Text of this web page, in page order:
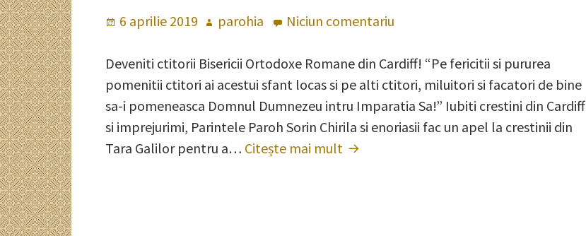
Publicat
6 aprilie 2019 Autor
parohia Niciun comentariu
ctitorii
Bisericii
Ortodoxe
Romane
Deveniti ctitorii Bisericii Ortodoxe Romane din Cardiff! “Pe fericitii si pururea
pomenitii ctitori ai acestui sfant locas si pe alti ctitori, miluitori si facatori de bine
sa-i pomeneasca Domnul Dumnezeu intru Imparatia Sa!” Iubiti crestini din Cardiff
si imprejurimi, Parintele Paroh Sorin Chirila si enoriasii fac un apel la crestinii din
Tara Galilor pentru a… Citește mai mult Deveniti